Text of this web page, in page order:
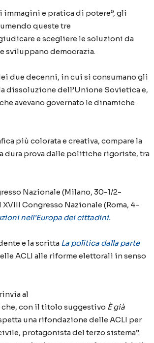
e pratica di potere”, gli
queste tre
e scegliere le soluzioni da
e sviluppano democrazia.
due decenni, in cui si consumano gli
dissoluzione dell’Unione Sovieticae,
avevano governato le dinamiche
più colorata e creativa, compare la
dura prova dalle politiche rigoriste, tra
Nazionale (Milano, 30-1/2-
XVIII Congresso Nazionale (Roma, 4-
nell’Europa dei cittadini.
e la scritta La politica dalla parte
ACLI alle riforme elettorali in senso
rinvia al
che, con il titolo suggestivo Ègià
una rifondazione delle ACLI per
protagonista del terzo sistema”.